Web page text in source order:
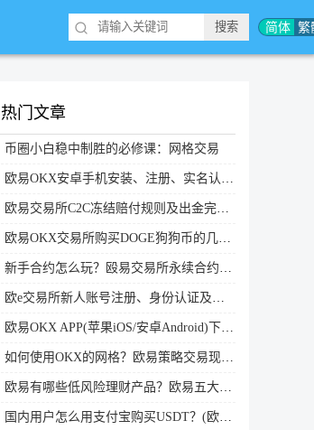
简体 繁
热门文章
币圈小白稳中制胜的必修课：网格交易
欧易OKX安卓手机安装、注册、实名认证、买币转账新手实操教程
欧易交易所C2C冻结赔付规则及出金完整流程
欧易OKX交易所购买DOGE狗狗币的几个方式汇总
新手合约怎么玩？殴易交易所永续合约操作步骤教程(APP/Web端)
欧e交易所新人账号注册、身份认证及安全设置教程
欧易OKX APP(苹果iOS/安卓Android)下载图文教程
如何使用OKX的网格？欧易策略交易现货网格新手操作流程
欧易有哪些低风险理财产品？欧易五大低风险理财产品详细介绍
国内用户怎么用支付宝购买USDT？(欧易交易所为例)